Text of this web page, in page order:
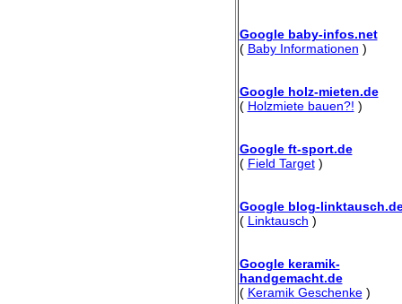
Google baby-infos.net
( Baby Informationen )
Google holz-mieten.de
( Holzmiete bauen?! )
Google ft-sport.de
( Field Target)
Google blog-
( Linktausch )
Google keramik-
handgemacht.de
( Keramik Geschenke)